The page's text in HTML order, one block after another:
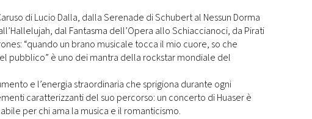
di Lucio Dalla, dalla Serenade di Schubert al Nessun Dorma
dal Fantasma dell’Opera allo Schiaccianoci, da Pirati
“quando un brano musicale tocca il mio cuore, so che
pubblico” è uno dei mantra della rockstar mondiale del
e l’energia straordinaria che sprigiona durante ogni
caratterizzanti del suo percorso: un concerto di Huaser è
per chi ama la musica e il romanticismo.